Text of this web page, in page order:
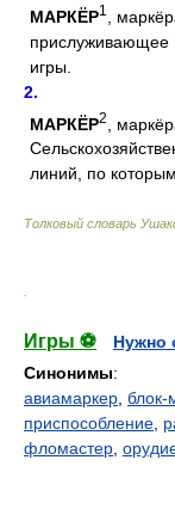
МАРКЁР1 ,
прислуживающее
игры.
2.
МАРКЁР2 ,
линий, по
Толковый словарь
Игры ⚽
Нужно
Синонимы:
авиамаркер, блок-
приспособление,
фломастер,